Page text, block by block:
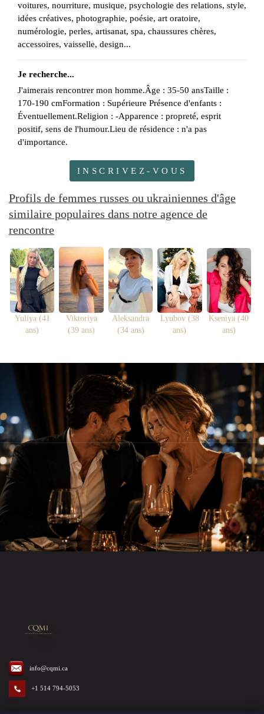
voitures, nourriture, musique, psychologie des relations, style,
idées créatives, photographie, poésie, art oratoire,
numérologie, perles, artisanat, spa, chaussures chères,
accessoires, vaisselle, design...
Je recherche...
J'aimerais rencontrer mon homme.Âge : 35-50 ansTaille :
170-190 cmFormation : Supérieure Présence d'enfants :
Éventuellement.Religion : -Apparence : propreté, esprit
positif, sens de l'humour.Lieu de résidence : n'a pas
d'importance.
INSCRIVEZ-VOUS
Profils de femmes russes ou ukrainiennes d'âge
similaire populaires dans notre agence de
rencontre
Yuliya (41
ans)
Viktoriya
(39 ans)
Aleksandra
(34 ans)
Lyubov (38
ans)
Kseniya (40
ans)
info@cqmi.ca
+1 514 794-5053